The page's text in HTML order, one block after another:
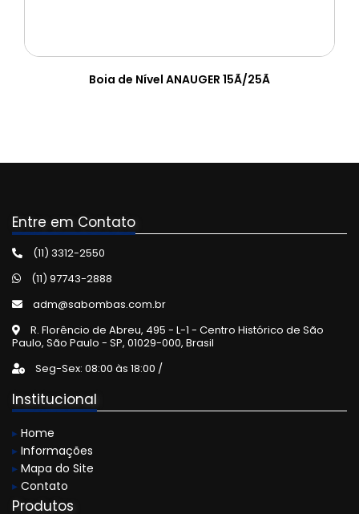
Boia de Nível ANAUGER 15Ã/25Ã
Entre em Contato
(11) 3312-2550
(11) 97743-2888
adm@sabombas.com.br
R. Florêncio de Abreu, 495 - L-1 - Centro Histórico de São
Paulo, São Paulo - SP, 01029-000, Brasil
Seg-Sex: 08:00 às 18:00 /
Institucional
▸ Home
▸ Informações
▸ Mapa do Site
▸ Contato
Produtos